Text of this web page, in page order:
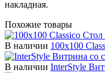
накладная.
Похожие товары
В наличии 100х100
В наличии InterStyle